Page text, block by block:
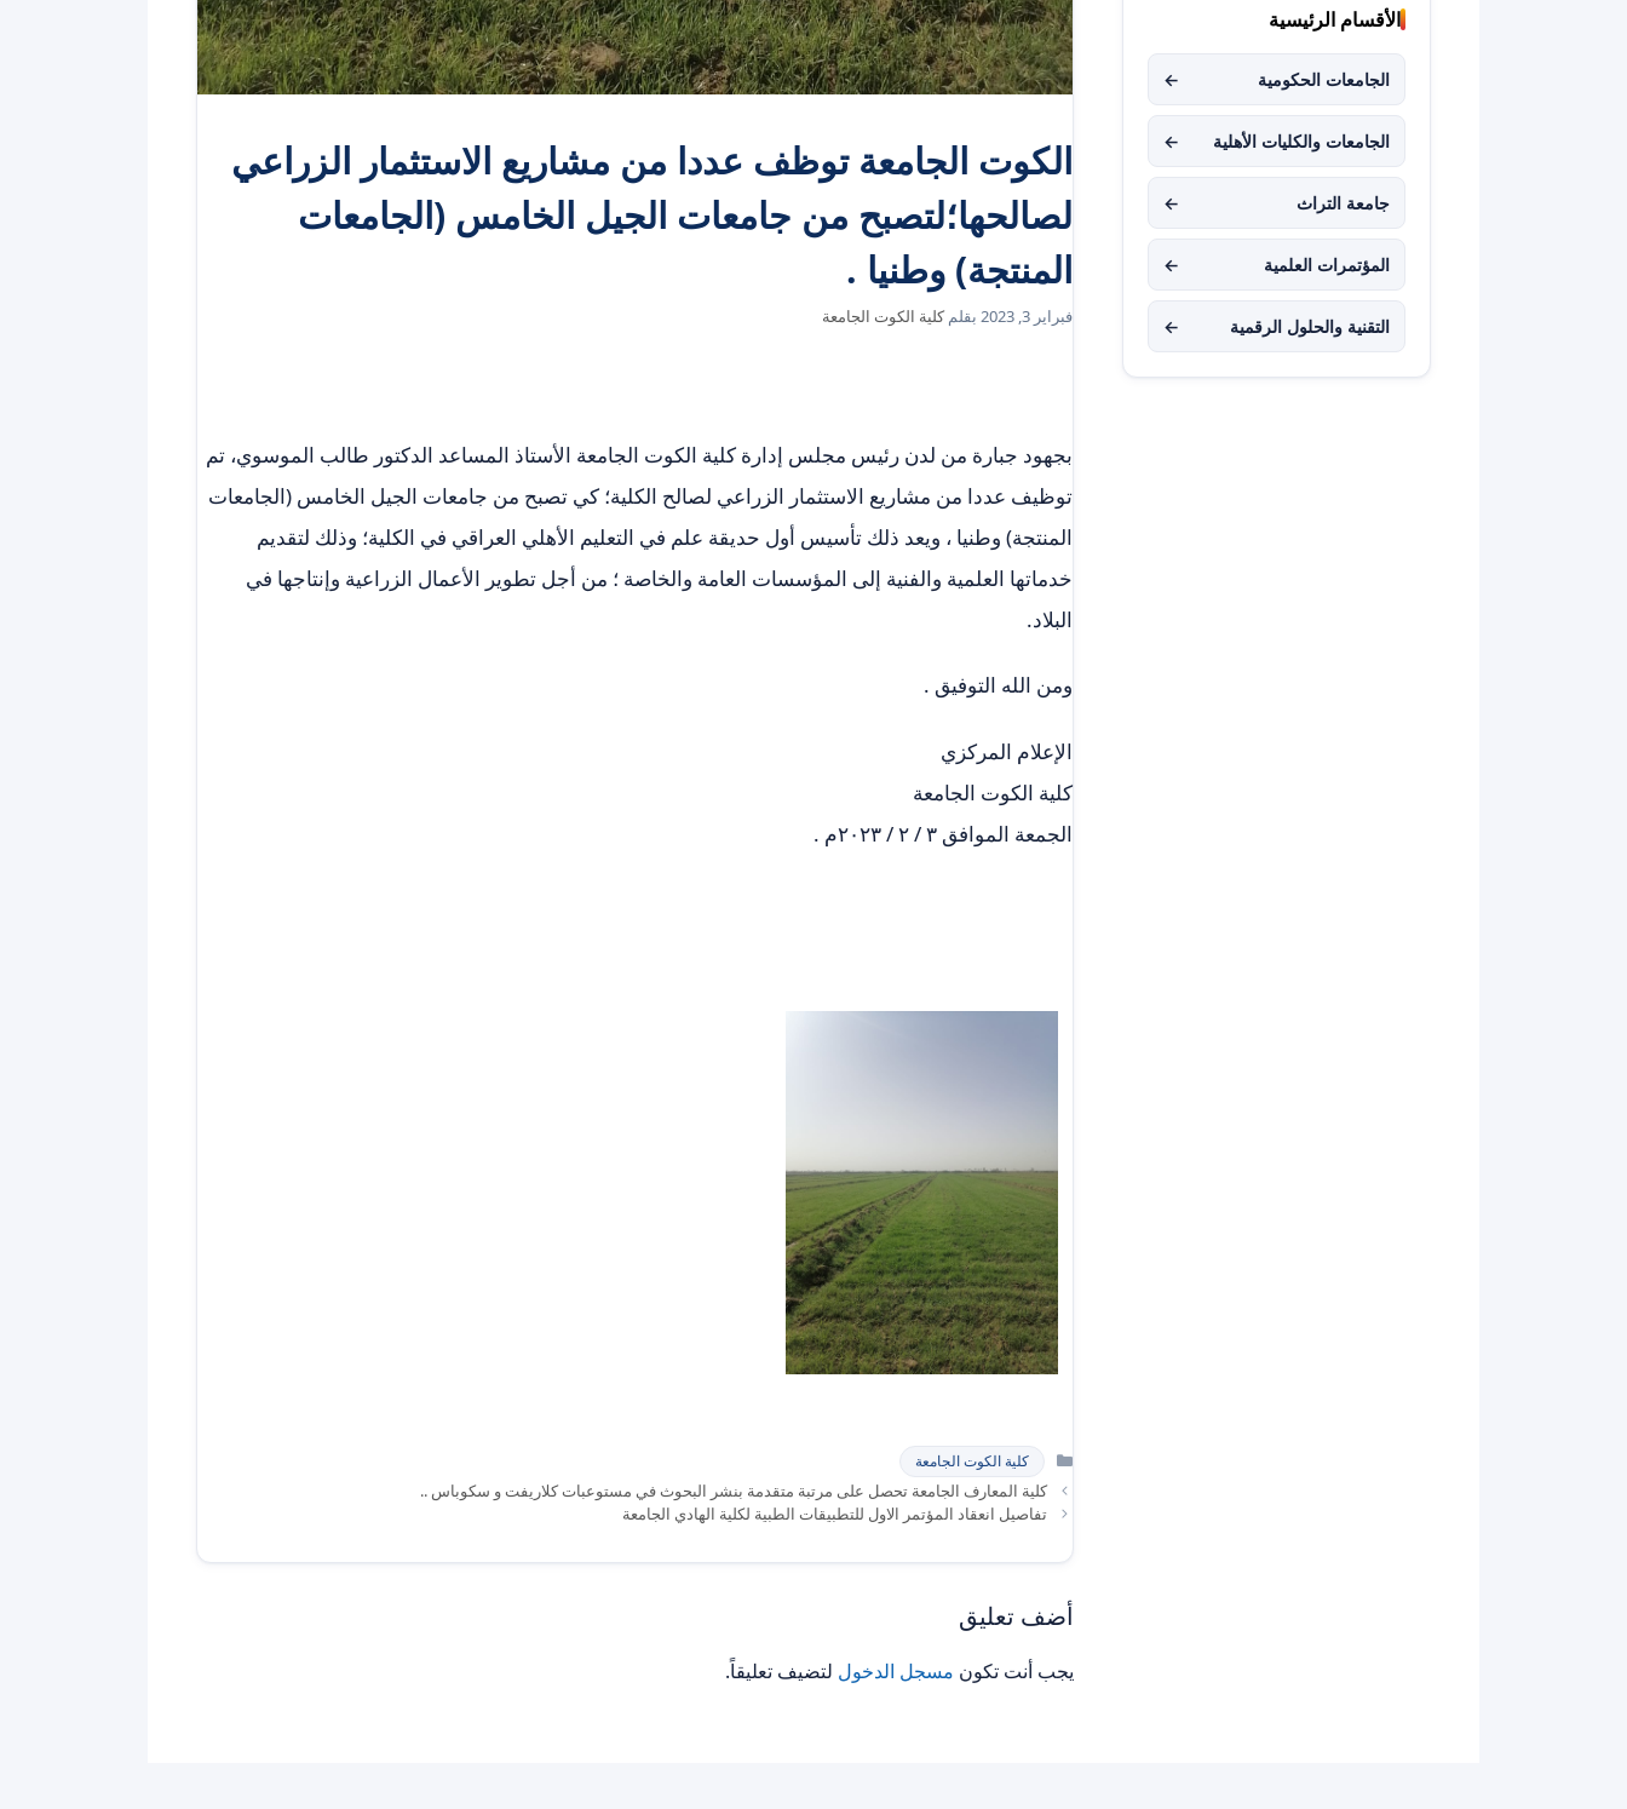
الكوت الجامعة توظف عددا من مشاريع الاستثمار الزراعي
لصالحها؛لتصبح من جامعات الجيل الخامس (الجامعات
المنتجة) وطنيا .
فبراير 3, 2023 بقلمكلية الكوت الجامعة
بجهود جبارة من لدن رئيس مجلس إدارة كلية الكوت الجامعة الأستاذ المساعد الدكتور طالب الموسوي، تم
توظيف عددا من مشاريع الاستثمار الزراعي لصالح الكلية؛ كي تصبح من جامعات الجيل الخامس (الجامعات
المنتجة) وطنيا ، ويعد ذلك تأسيس أول حديقة علم في التعليم الأهلي العراقي في الكلية؛ وذلك لتقديم
خدماتها العلمية والفنية إلى المؤسسات العامة والخاصة ؛ من أجل تطوير الأعمال الزراعية وإنتاجها في
البلاد.
ومن الله التوفيق .
الإعلام المركزي
كلية الكوت الجامعة
الجمعة الموافق ٣ / ٢ / ٢٠٢٣م .
التصنيفات
كلية الكوت الجامعة
كلية المعارف الجامعة تحصل على مرتبة متقدمة بنشر البحوث في مستوعبات كلاريفت و سكوباس ..
تفاصيل انعقاد المؤتمر الاول للتطبيقات الطبية لكلية الهادي الجامعة
أضف تعليق
يجب أنت تكون مسجل الدخول لتضيف تعليقاً.
الأقسام الرئيسية
الجامعات الحكومية ←
الجامعات والكليات الأهلية ←
جامعة التراث ←
المؤتمرات العلمية ←
التقنية والحلول الرقمية ←